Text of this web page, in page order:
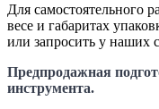
Для самостоятельного
весе и габаритах
или запросить у наших
Предпродажная
инструмента.